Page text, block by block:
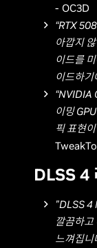
- OC3D
“RTX
아깝지
이드를
이드하기
“NVIDIA
이밍
픽 표현
DLSS 4
"DLSS
깔끔하
느껴집니